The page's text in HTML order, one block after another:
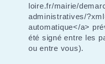
loire.fr/mairie/
administratives/
automatique</a>
été signé entre les
ou entre vous).